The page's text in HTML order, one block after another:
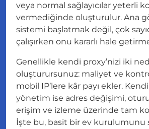
veya normal sağlayıcılar yeterli
vermediğinde oluşturulur. Ana
sistemi başlatmak değil, çok
çalışırken onu kararlı hale
Genellikle kendi proxy’nizi iki
oluşturursunuz: maliyet ve
mobil IP’lere kâr payı ekler. Kendi
yönetim ise adres değişimi,
erişim ve izleme üzerinde tam
İşte bu, basit bir ev kurulumunu